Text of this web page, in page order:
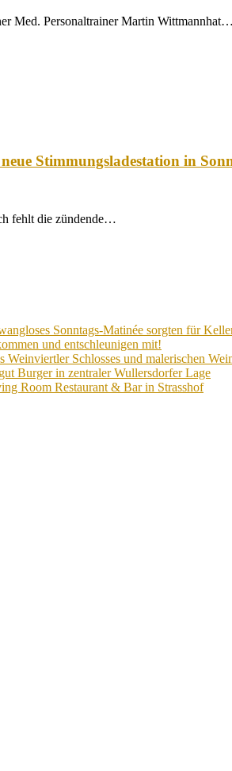
Med. Personaltrainer Martin Wittmannhat…
Stimmungsladestation in
fehlt die zündende…
Sonntags-Matinée sorgten für
und entschleunigen mit!
Schlosses und malerischen
Burger in zentraler Wullersdorfer Lage
Room Restaurant & Bar in Strasshof